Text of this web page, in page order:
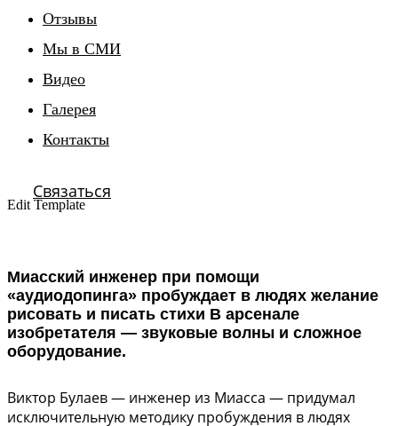
Отзывы
Мы в СМИ
Видео
Галерея
Контакты
Связаться
Edit Template
Миасский инженер при помощи
«аудиодопинга» пробуждает в людях желание
рисовать и писать стихи В арсенале
изобретателя — звуковые волны и сложное
оборудование.
Виктор Булаев — инженер из Миасса — придумал
исключительную методику пробуждения в людях